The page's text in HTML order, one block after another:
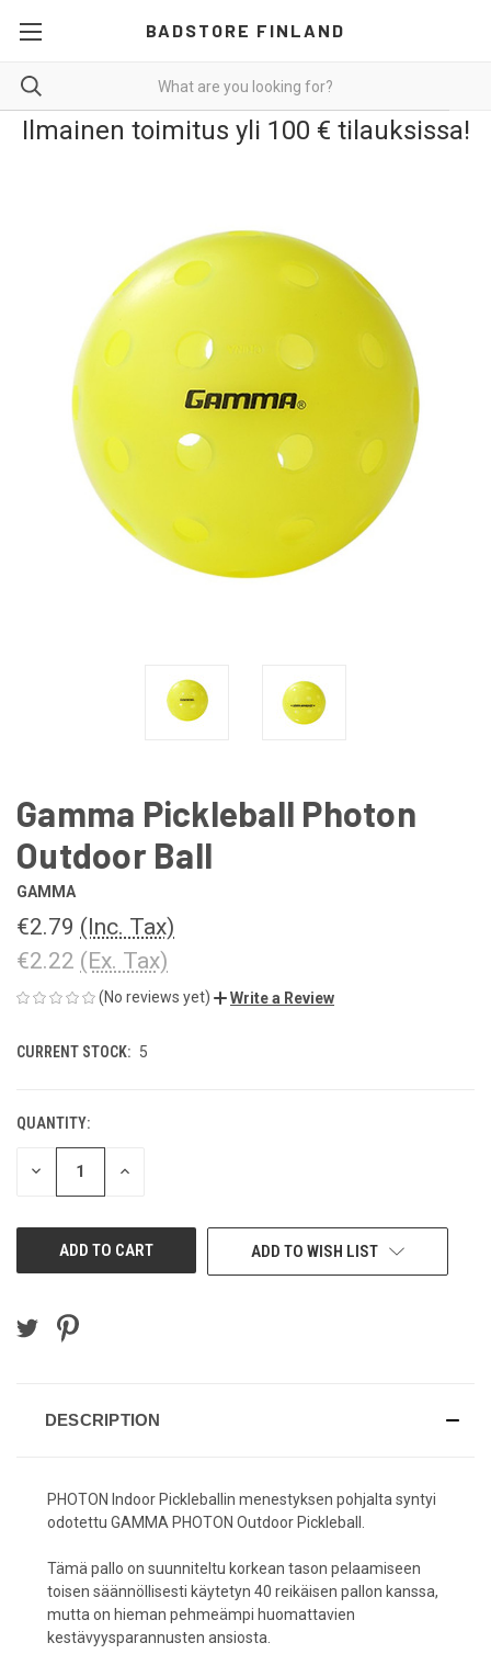
BADSTORE FINLAND
Ilmainen toimitus yli 100 € tilauksissa!
Gamma Pickleball Photon
Outdoor Ball
GAMMA
€2.79 (Inc. Tax)
€2.22 (Ex. Tax)
(No reviews yet) Write a Review
CURRENT STOCK: 5
QUANTITY:
DECREASE INCREASE
ADD TO WISH LIST
DESCRIPTION
PHOTON Indoor Pickleballin menestyksen pohjalta syntyi
odotettu GAMMA PHOTON Outdoor Pickleball.
Tämä pallo on suunniteltu korkean tason pelaamiseen
toisen säännöllisesti käytetyn 40 reikäisen pallon kanssa,
mutta on hieman pehmeämpi huomattavien
kestävyysparannusten ansiosta.